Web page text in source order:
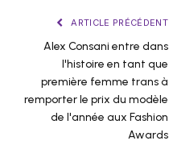
ARTICLE PRÉCÉDENT
Alex Consani entre dans
l'histoire en tant que
première femme trans à
remporter le prix du modèle
de l'année aux Fashion
Awards